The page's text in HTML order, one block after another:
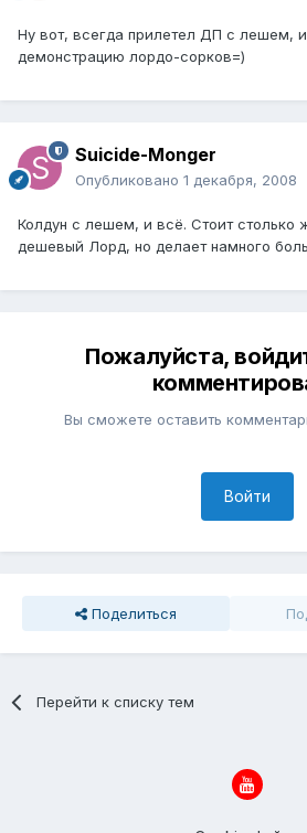
Ну вот, всегда прилетел ДП с лешем, и
демонстрацию лордо-сорков=)
Suicide-Monger
Опубликовано 1 декабря, 2008
Колдун с лешем, и всё. Стоит столько
дешевый Лорд, но делает намного
Пожалуйста,
Вы сможете оставить
Войти
Поделиться
Перейти к списку тем